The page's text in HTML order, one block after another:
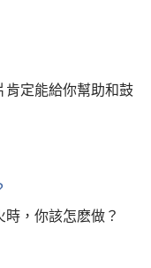
定能給你幫助和鼓
，你該怎麽做？